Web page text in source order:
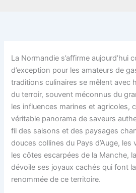
La Normandie s’affirme aujourd’hui
d’exception pour les amateurs de
traditions culinaires se mêlent avec
du terroir, souvent méconnus du
les influences marines et agricoles,
véritable panorama de saveurs
fil des saisons et des paysages
douces collines du Pays d’Auge, les
les côtes escarpées de la Manche,
dévoile ses joyaux cachés qui font
renommée de ce territoire.